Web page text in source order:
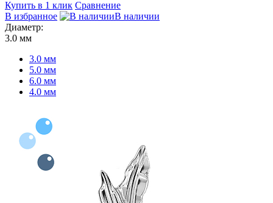
Купить в 1 клик Сравнение
В избранное
В наличии
Диаметр:
3.0 мм
3.0 мм
5.0 мм
6.0 мм
4.0 мм